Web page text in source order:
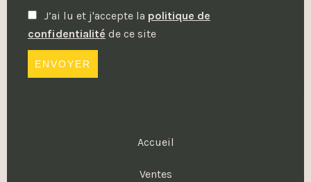
J’ai lu et j'accepte la politique de
confidentialité de ce site
ENVOYER
Accueil
Ventes